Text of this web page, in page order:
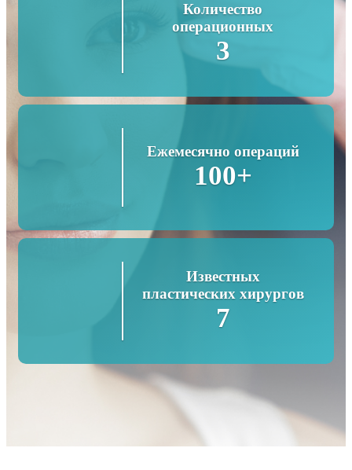
Количество
операционных
3
Ежемесячно операций
100+
Известных
пластических хирургов
7